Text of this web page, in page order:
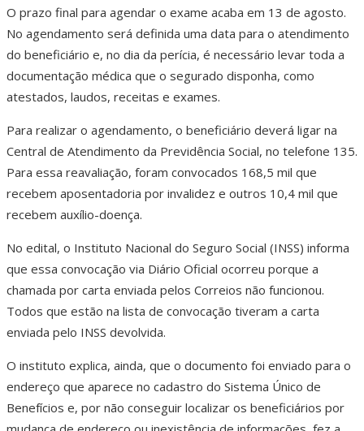
O prazo final para agendar o exame acaba em 13 de agosto.
No agendamento será definida uma data para o atendimento
do beneficiário e, no dia da perícia, é necessário levar toda a
documentação médica que o segurado disponha, como
atestados, laudos, receitas e exames.
Para realizar o agendamento, o beneficiário deverá ligar na
Central de Atendimento da Previdência Social, no telefone 135.
Para essa reavaliação, foram convocados 168,5 mil que
recebem aposentadoria por invalidez e outros 10,4 mil que
recebem auxílio-doença.
No edital, o Instituto Nacional do Seguro Social (INSS) informa
que essa convocação via Diário Oficial ocorreu porque a
chamada por carta enviada pelos Correios não funcionou.
Todos que estão na lista de convocação tiveram a carta
enviada pelo INSS devolvida.
O instituto explica, ainda, que o documento foi enviado para o
endereço que aparece no cadastro do Sistema Único de
Benefícios e, por não conseguir localizar os beneficiários por